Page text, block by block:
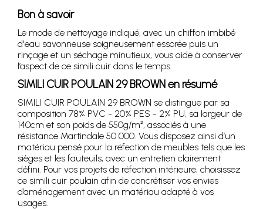
Bon à savoir
Le mode de nettoyage indiqué, avec un chiffon imbibé
d'eau savonneuse soigneusement essorée puis un
rinçage et un séchage minutieux, vous aide à conserver
l’aspect de ce simili cuir dans le temps.
SIMILI CUIR POULAIN 29 BROWN en résumé
SIMILI CUIR POULAIN 29 BROWN se distingue par sa
composition 78% PVC - 20% PES - 2% PU, sa largeur de
140cm et son poids de 550g/m², associés à une
résistance Martindale 50 000. Vous disposez ainsi d’un
matériau pensé pour la réfection de meubles tels que les
sièges et les fauteuils, avec un entretien clairement
défini. Pour vos projets de réfection intérieure, choisissez
ce simili cuir poulain afin de concrétiser vos envies
d’aménagement avec un matériau adapté à vos
usages.